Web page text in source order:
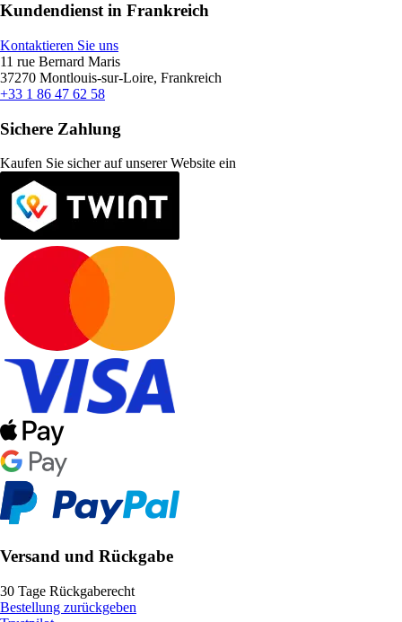
Kundendienst in Frankreich
Kontaktieren Sie uns
11 rue Bernard Maris
37270 Montlouis-sur-Loire, Frankreich
+33 1 86 47 62 58
Sichere Zahlung
Kaufen Sie sicher auf unserer Website ein
Versand und Rückgabe
30 Tage Rückgaberecht
Bestellung zurückgeben